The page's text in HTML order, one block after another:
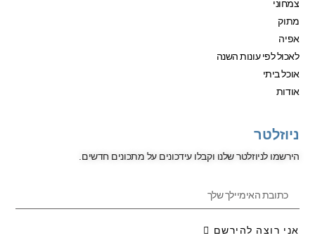
צמחוני
מתוק
אפיה
לאכול לפי עונות השנה
אוכל ביתי
אודות
ניוזלטר
הירשמו לניוזלטר שלנו וקבלו עידכונים על מתכונים חדשים.
אני רוצה להירשם